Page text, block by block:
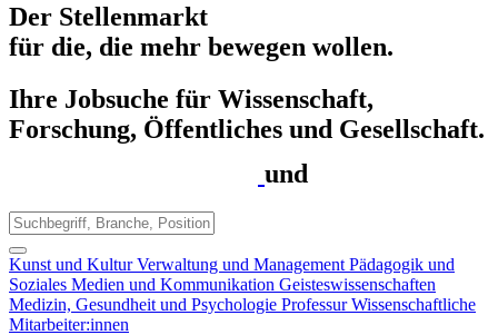
Der Stellenmarkt
für die, die mehr bewegen wollen.
Ihre Jobsuche für Wissenschaft,
Forschung, Öffentliches und Gesellschaft.
und
Kunst und KulturVerwaltung und Management Pädagogik und
Soziales Medien und Kommunikation Geisteswissenschaften
Medizin, Gesundheit und Psychologie ProfessurWissenschaftliche
Mitarbeiter:innen